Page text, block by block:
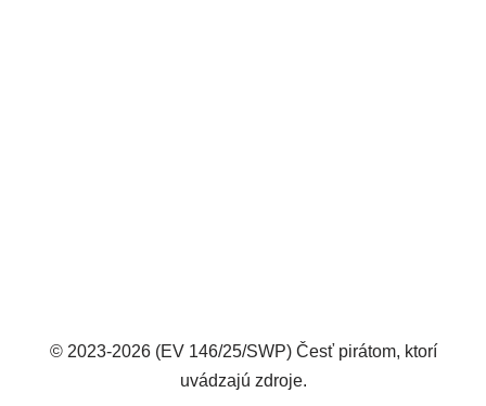
© 2023-2026 (EV 146/25/SWP) Česť pirátom, ktorí
uvádzajú zdroje.